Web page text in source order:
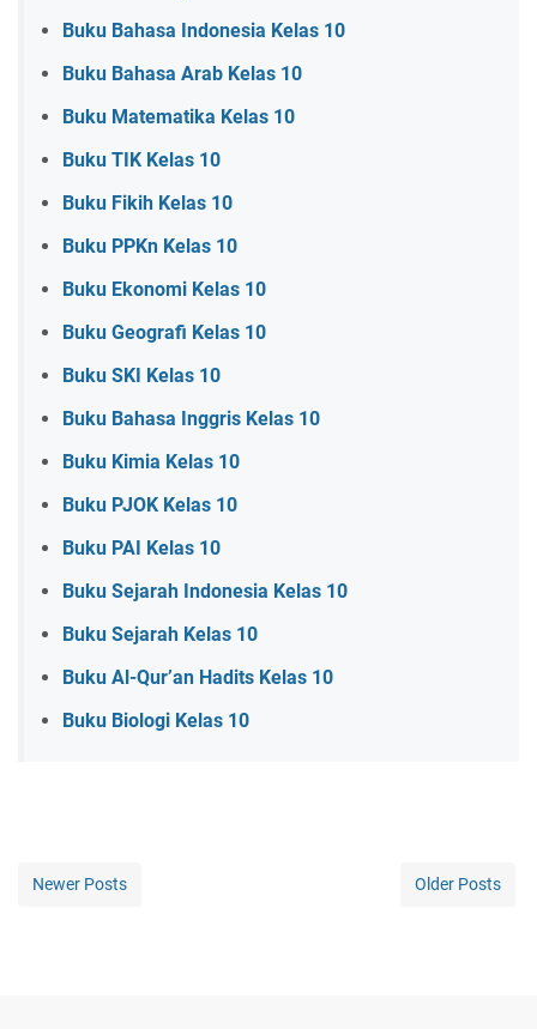
Buku Bahasa Indonesia Kelas 10
Buku Bahasa Arab Kelas 10
Buku Matematika Kelas 10
Buku TIK Kelas 10
Buku Fikih Kelas 10
Buku PPKn Kelas 10
Buku Ekonomi Kelas 10
Buku Geografi Kelas 10
Buku SKI Kelas 10
Buku Bahasa Inggris Kelas 10
Buku Kimia Kelas 10
Buku PJOK Kelas 10
Buku PAI Kelas 10
Buku Sejarah Indonesia Kelas 10
Buku Sejarah Kelas 10
Buku Al-Qur’an Hadits Kelas 10
Buku Biologi Kelas 10
Newer Posts Older Posts